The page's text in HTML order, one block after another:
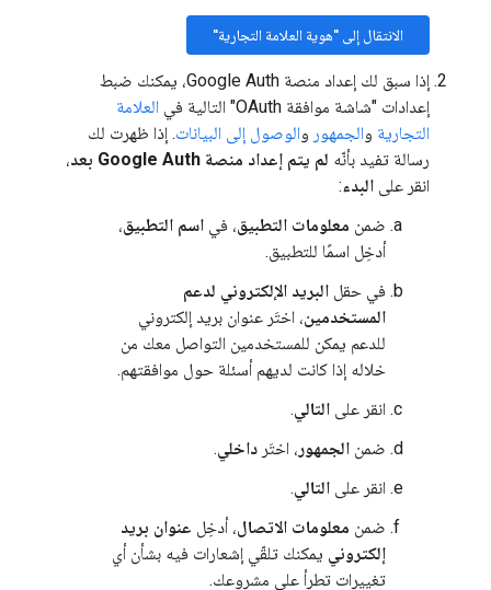
الانتقال إلى "هوية العلامة التجارية"
إذا سبق لك إعداد منصة Google Auth، يمكنك ضبط
إعدادات "شاشة موافقة OAuth" التالية في
العلامة
التجارية والجمهور والوصول إلى البيانات. إذا ظهرت لك
رسالة تفيد بأنّه لم يتم إعداد منصة Google Auth بعد
،
انقر على البدء:
ضمن معلومات التطبيق، في اسم التطبيق،
أدخِل اسمًا للتطبيق.
في حقل البريد الإلكتروني لدعم
المستخدمين، اختَر عنوان بريد إلكتروني
للدعم يمكن للمستخدمين التواصل معك من
خلاله إذا كانت لديهم أسئلة حول موافقتهم.
انقر على التالي.
ضمن الجمهور ، اختَر داخلي.
انقر على التالي.
ضمن معلومات الاتصال، أدخِل عنوان بريد
إلكتروني يمكنك تلقّي إشعارات فيه بشأن أي
تغييرات تطرأ على مشروعك.